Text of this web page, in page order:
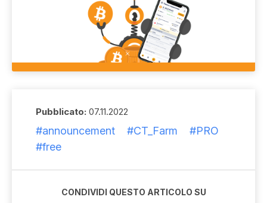
Pubblicato: 07.11.2022
#announcement #CT_Farm
#PRO
#free
CONDIVIDI QUESTO ARTICOLO SU